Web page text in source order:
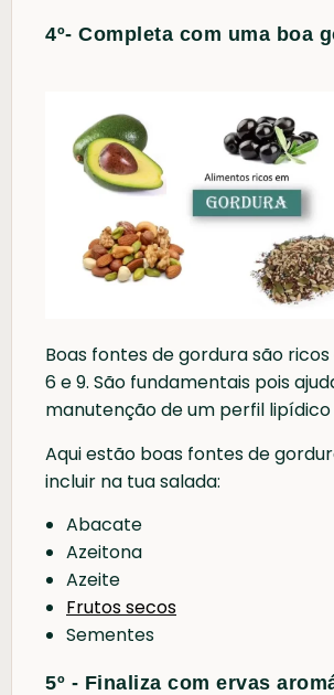
4º- Completa com uma boa
Boas fontes de gordura são
6 e 9. São fundamentais pois
manutenção de um perfil lipídico
Aqui estão boas fontes de
incluir na tua salada:
Abacate
Azeitona
Azeite
Frutos secos
Sementes
5º - Finaliza com ervas